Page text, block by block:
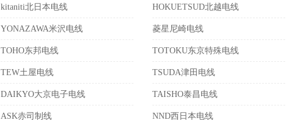
kitaniti北日本电线 HOKUETSUD北越电线
YONAZAWA米沢电线 菱星尼崎电线
TOHO东邦电线 TOTOKU东京特殊电线
TEW土屋电线 TSUDA津田电线
DAIKYO大京电子电线 TAISHO泰昌电线
ASK赤司制线 NND西日本电线